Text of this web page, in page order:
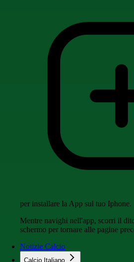
per installare la App sul tuo Iphone.
Mentre navighi nell'app, scorri il
schermo per tornare alle pagine
Notizie Calcio
Calcio Italiano